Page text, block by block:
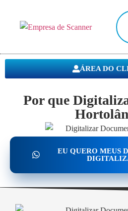
ÁREA DO
Por que
EU QUERO MEUS